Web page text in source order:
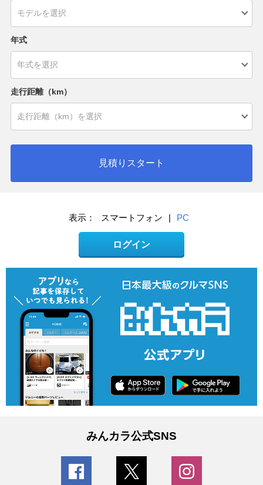
年式
走行距離（km）
見積りスタート
表示： スマートフォン | PC
ログイン
みんカラ公式SNS